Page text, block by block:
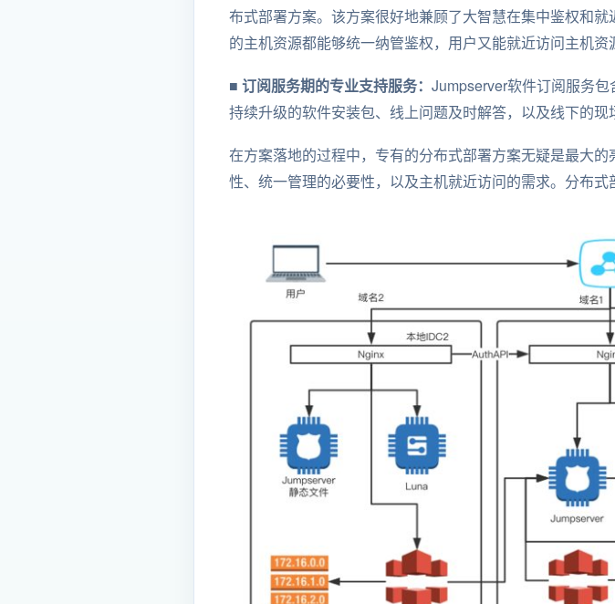
布式部署方案。该方案很好地兼顾了大智慧在集中鉴权和
的主机资源都能够统一纳管鉴权，用户又能就近访问主机资
■ 订阅服务期的专业支持服务： Jumpserver软件订阅服务包
持续升级的软件安装包、线上问题及时解答，以及线下的现
在方案落地的过程中，专有的分布式部署方案无疑是最大
性、统一管理的必要性，以及主机就近访问的需求。分布式